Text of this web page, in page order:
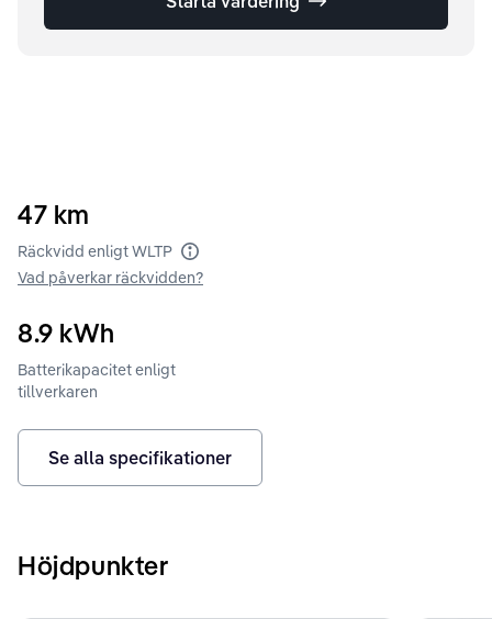
47 km
Räckvidd enligt WLTP
Vad påverkar räckvidden?
8.9 kWh
Batterikapacitet enligt
tillverkaren
Se alla specifikationer
Höjdpunkter